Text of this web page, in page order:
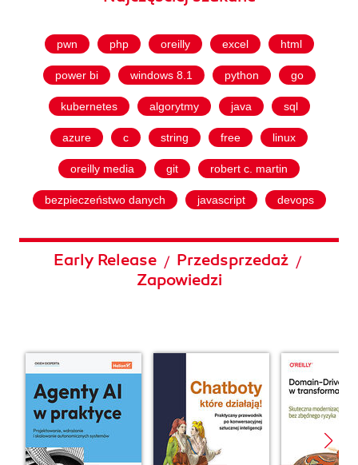
pwn php oreilly excel html
power bi windows 8.1 python go
kubernetes algorytmy java sql
azure c string free linux
oreilly media git robert c. martin
bezpieczeństwo danych javascript devops
Early Release / Przedsprzedaż /
Zapowiedzi